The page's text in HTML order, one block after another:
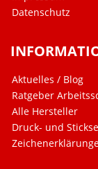
Datenschutz
Aktuelles / Blog
Ratgeber
Alle Hersteller
Druck- und